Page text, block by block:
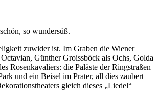
so wundersüß.
zuwider ist. Im Graben die Wiener
Günther Groissböck als Ochs, Golda
Rosenkavaliers: die Paläste der Ringstraßen
und ein Beisel im Prater, all dies zaubert
gleich dieses „Liedel“